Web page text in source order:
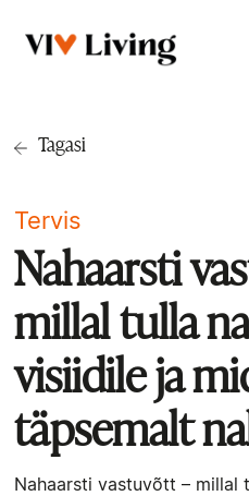
Tagasi
Tervis
Nahaarsti
millal tulla
visiidile ja
täpsemalt
Nahaarsti vastuvõtt – millal